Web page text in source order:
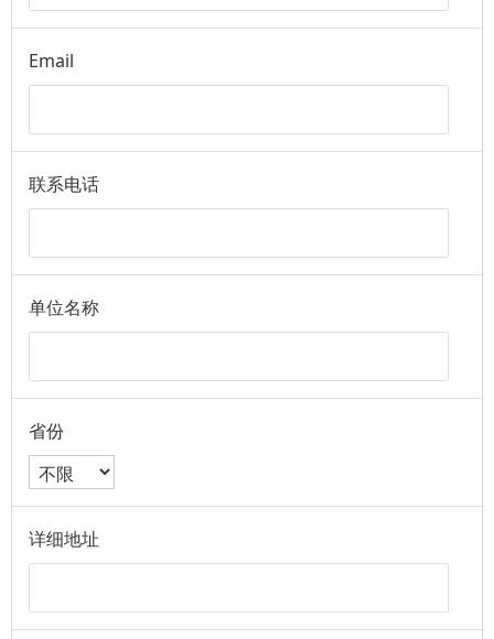
Email
联系电话
单位名称
省份
详细地址